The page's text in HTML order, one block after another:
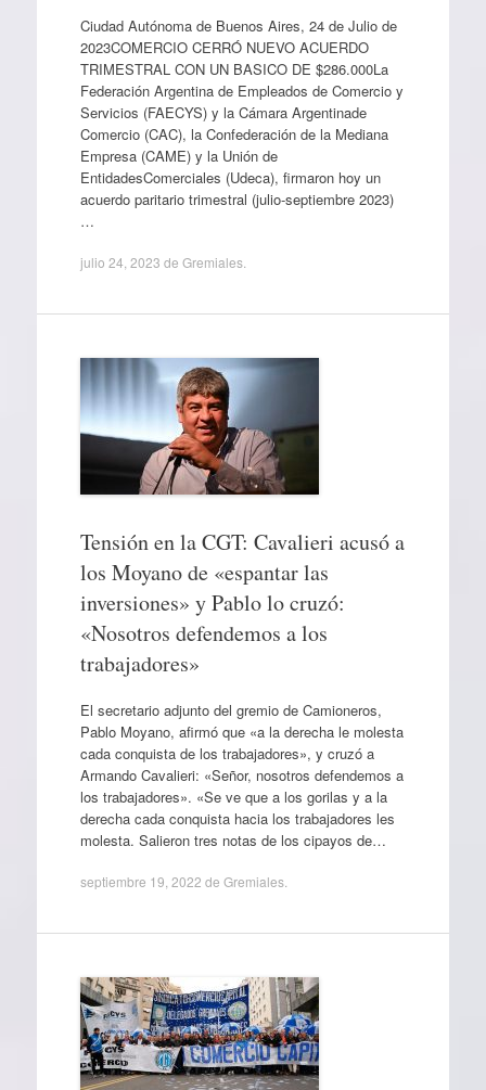
Ciudad Autónoma de Buenos Aires, 24 de Julio de
2023COMERCIO CERRÓ NUEVO ACUERDO
TRIMESTRAL CON UN BASICO DE $286.000La
Federación Argentina de Empleados de Comercio y
Servicios (FAECYS) y la Cámara Argentinade
Comercio (CAC), la Confederación de la Mediana
Empresa (CAME) y la Unión de
EntidadesComerciales (Udeca), firmaron hoy un
acuerdo paritario trimestral (julio-septiembre 2023)
…
julio 24, 2023 de Gremiales.
Tensión en la CGT: Cavalieri acusó a
los Moyano de «espantar las
inversiones» y Pablo lo cruzó:
«Nosotros defendemos a los
trabajadores»
El secretario adjunto del gremio de Camioneros,
Pablo Moyano, afirmó que «a la derecha le molesta
cada conquista de los trabajadores», y cruzó a
Armando Cavalieri: «Señor, nosotros defendemos a
los trabajadores». «Se ve que a los gorilas y a la
derecha cada conquista hacia los trabajadores les
molesta. Salieron tres notas de los cipayos de…
septiembre 19, 2022 de Gremiales.